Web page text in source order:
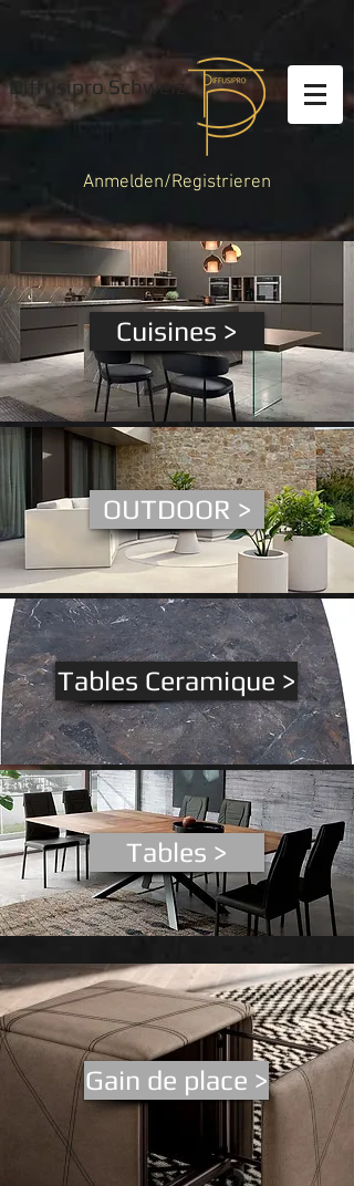
Diffusipro Schweiz
Anmelden/Registrieren
Cuisines >
OUTDOOR >
Tables Ceramique >
Tables >
Gain de place >